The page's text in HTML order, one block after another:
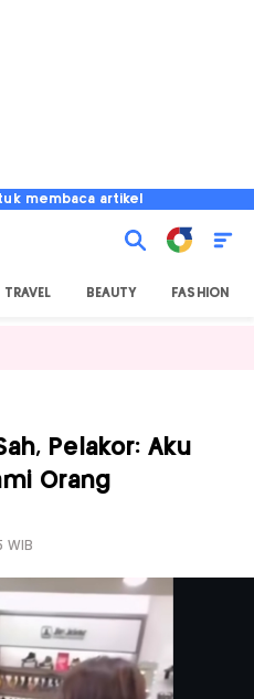
membaca artikel
TRAVEL BEAUTY FASHION
Pelakor: Aku
Orang
WIB